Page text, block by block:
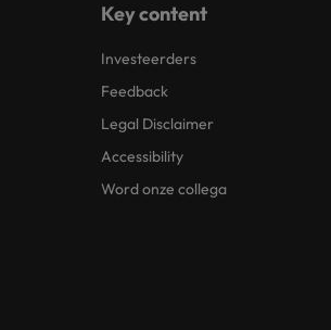
Key content
Investeerders
Feedback
Legal Disclaimer
Accessibility
Word onze collega